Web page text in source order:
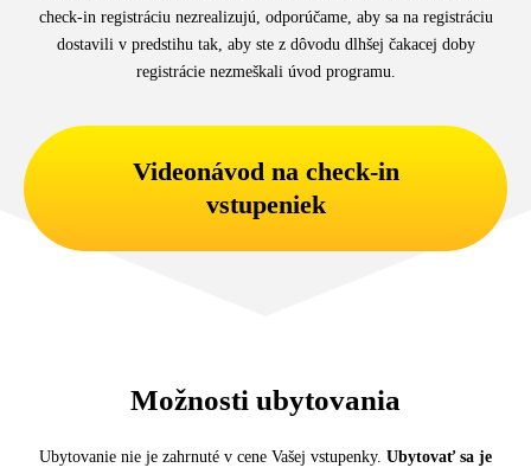
check-in registráciu nezrealizujú, odporúčame, aby sa na registráciu
dostavili v predstihu tak, aby ste z dôvodu dlhšej čakacej doby
registrácie nezmeškali úvod programu.
Videonávod na check-in
vstupeniek
Možnosti ubytovania
Ubytovanie nie je zahrnuté v cene Vašej vstupenky. Ubytovať sa je